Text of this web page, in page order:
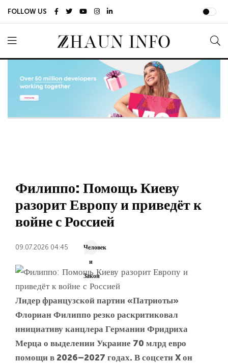
FOLLOW US
Филиппо: Помощь Киеву
разорит Европу и приведёт к
войне с Россией
09.07.2026 04:45
Человек
и
Закон
Лидер французской партии «Патриоты»
Флориан Филиппо резко раскритиковал
инициативу канцлера Германии Фридриха
Мерца о выделении Украине 70 млрд евро
помощи в 2026–2027 годах. В соцсети X он